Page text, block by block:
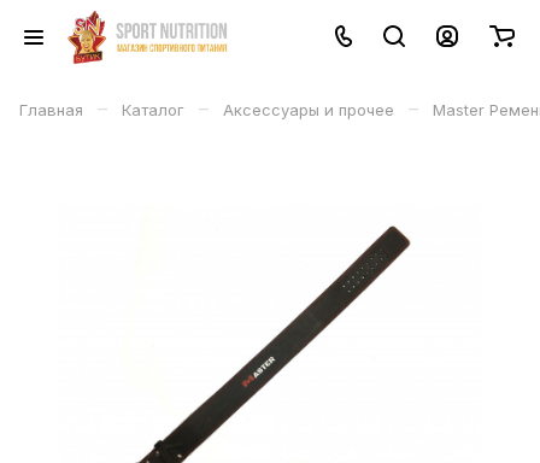
Главная – Каталог – Аксессуары и прочее – Master